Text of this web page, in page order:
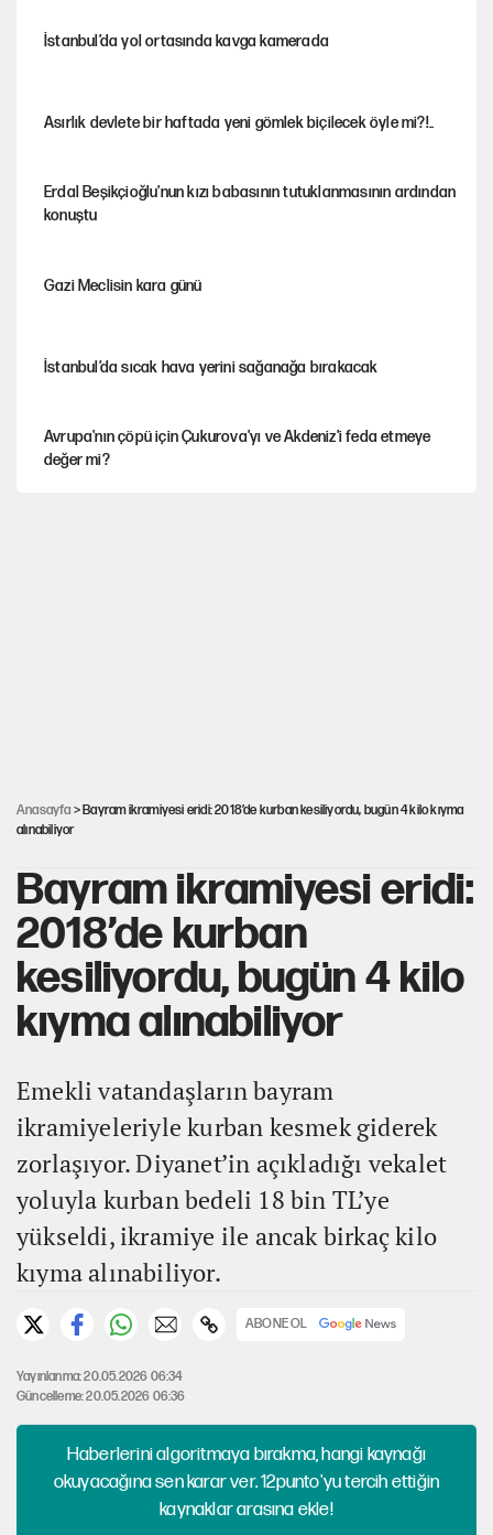
İstanbul’da yol ortasında kavga kamerada
Asırlık devlete bir haftada yeni gömlek biçilecek öyle mi?!..
Erdal Beşikçioğlu'nun kızı babasının tutuklanmasının ardından
konuştu
Gazi Meclisin kara günü
İstanbul’da sıcak hava yerini sağanağa bırakacak
Avrupa'nın çöpü için Çukurova'yı ve Akdeniz'i feda etmeye
değer mi?
Anasayfa > Bayram ikramiyesi eridi: 2018’de kurban kesiliyordu, bugün 4 kilo kıyma
alınabiliyor
Bayram ikramiyesi eridi:
2018’de kurban
kesiliyordu, bugün 4 kilo
kıyma alınabiliyor
Emekli vatandaşların bayram
ikramiyeleriyle kurban kesmek giderek
zorlaşıyor. Diyanet’in açıkladığı vekalet
yoluyla kurban bedeli 18 bin TL’ye
yükseldi, ikramiye ile ancak birkaç kilo
kıyma alınabiliyor.
ABONE OL
Yayınlanma: 20.05.2026 06:34
Güncelleme: 20.05.2026 06:36
Haberlerini algoritmaya bırakma, hangi kaynağı
okuyacağına sen karar ver. 12punto'yu tercih ettiğin
kaynaklar arasına ekle!